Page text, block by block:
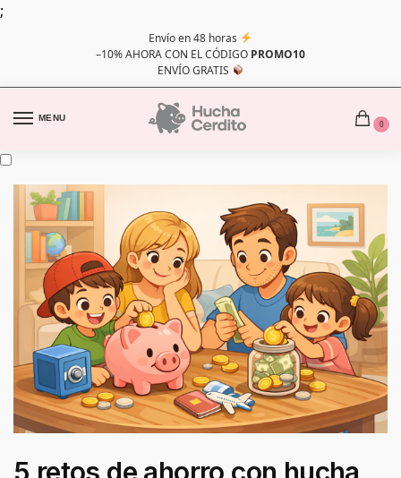
;
Envío en 48 horas
–10% AHORA CON EL CÓDIGO PROMO10
ENVÍO GRATIS
MENU
0
5 retos de ahorro con hucha